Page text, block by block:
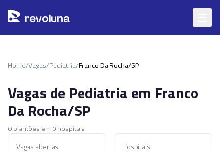
revoluna
Home/Vagas/Pediatria/Franco Da Rocha/SP
Vagas de Pediatriaem Franco
Da Rocha/SP
0plantões em 0hospitais
Vagas abertas
Hospitais